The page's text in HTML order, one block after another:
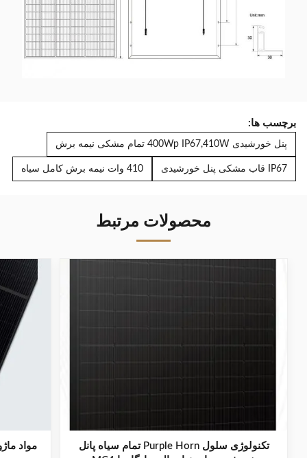
برچسب ها:
پنل خورشیدی 400Wp IP67,410W تمام مشکی نیمه برش
IP67 قاب مشکی پنل خورشیدی 410 وات نیمه برش کامل سیاه
محصولات مرتبط
تکنولوژی سلول Purple Horn تمام سیاه پانل